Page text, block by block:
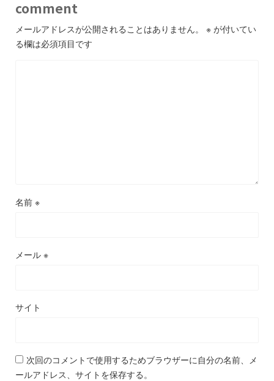
comment
メールアドレスが公開されることはありません。 ※ が付いてい
る欄は必須項目です
名前 ※
メール ※
サイト
次回のコメントで使用するためブラウザーに自分の名前、メ
ールアドレス、サイトを保存する。